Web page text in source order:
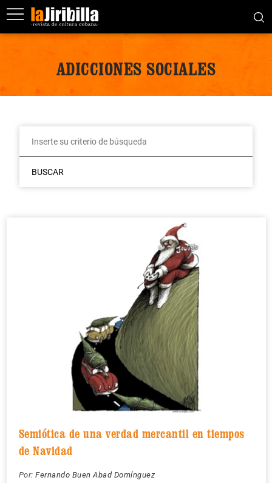
ADICCIONES SOCIALES
BUSCAR
Semiótica de una verdad mercantil en tiempos
de Navidad
Por: Fernando Buen Abad Domínguez